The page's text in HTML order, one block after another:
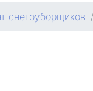
снегоуборщиков